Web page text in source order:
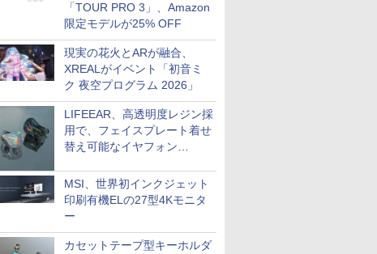
「TOUR PRO 3」、Amazon
限定モデルが25% OFF
現実の花火とARが融合、
XREALがイベント「初音ミ
ク 夜空プログラム 2026」
LIFEEAR、高透明度レジン採
用で、フェイスプレート着せ
替え可能なイヤフォン
MSI、世界初インクジェット
印刷有機ELの27型4Kモニタ
ー
カセットテープ型キーホルダ